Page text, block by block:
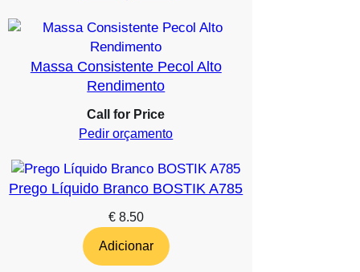
Massa Consistente Pecol Alto
Rendimento
Call for Price
Pedir orçamento
Prego Líquido Branco BOSTIK A785
€8.50
Adicionar